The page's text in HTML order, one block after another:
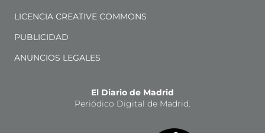
LICENCIA CREATIVE COMMONS
PUBLICIDAD
ANUNCIOS LEGALES
El Diario de Madrid
Periódico Digital de Madrid.